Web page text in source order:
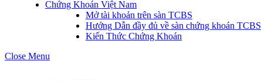
Chứng Khoán Việt Nam
Mở tài khoản trên sàn TCBS
Hướng Dẫn đầy đủ về sàn chứng khoán TCBS
Kiến Thức Chứng Khoán
Close Menu